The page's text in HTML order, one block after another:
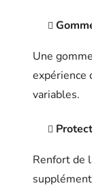
Une
expérience
variables.
Renfort de